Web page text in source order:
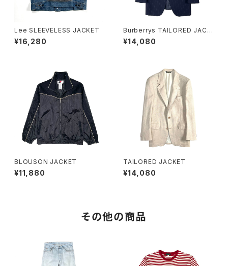
Lee SLEEVELESS JACKET
¥16,280
Burberrys TAILORED JACK
ET
¥14,080
BLOUSON JACKET
¥11,880
TAILORED JACKET
¥14,080
その他の商品